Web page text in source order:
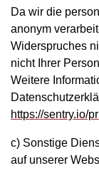
Da wir die
anonym
Widerspruches
nicht Ihrer
Weitere
https://sentry.io/
c) Sonstige
auf unserer